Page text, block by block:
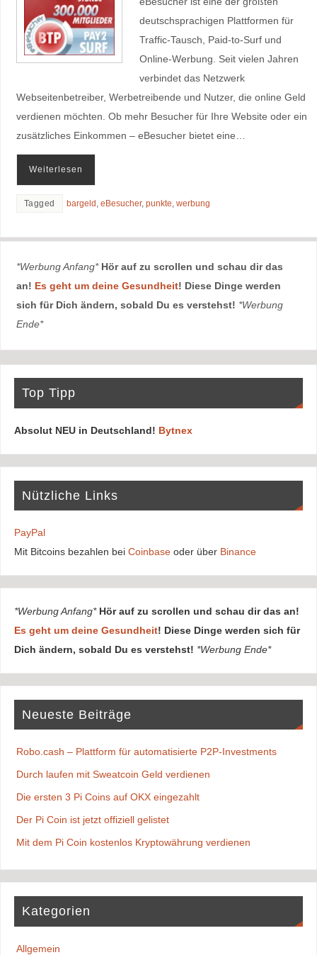
deutschsprachigen Plattformen für
Traffic‑Tausch, Paid‑to‑Surf und
Online‑Werbung. Seit vielen Jahren
verbindet das Netzwerk
Webseitenbetreiber, Werbetreibende und Nutzer, die online Geld
verdienen möchten. Ob mehr Besucher für Ihre Website oder ein
zusätzliches Einkommen – eBesucher bietet eine…
Weiterlesen
Tagged bargeld, eBesucher, punkte, werbung
*Werbung Anfang* Hör auf zu scrollen und schau dir das
an! Es geht um deine Gesundheit! Diese Dinge werden
sich für Dich ändern, sobald Du es verstehst! *Werbung
Ende*
Top Tipp
Absolut NEU in Deutschland! Bytnex
Nützliche Links
PayPal
Mit Bitcoins bezahlen bei Coinbaseoder über Binance
*Werbung Anfang* Hör auf zu scrollen und schau dir das an!
Es geht um deine Gesundheit! Diese Dinge werden sich für
Dich ändern, sobald Du es verstehst! *Werbung Ende*
Neueste Beiträge
Robo.cash – Plattform für automatisierte P2P-Investments
Durch laufen mit Sweatcoin Geld verdienen
Die ersten 3 Pi Coins auf OKX eingezahlt
Der Pi Coin ist jetzt offiziell gelistet
Mit dem Pi Coin kostenlos Kryptowährung verdienen
Kategorien
Allgemein